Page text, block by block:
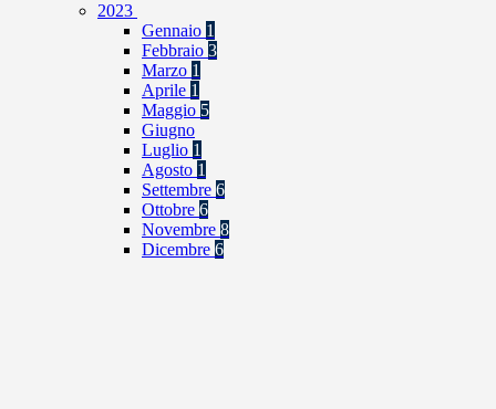
2023
Gennaio 1
Febbraio 3
Marzo 1
Aprile 1
Maggio 5
Giugno
Luglio 1
Agosto 1
Settembre 6
Ottobre 6
Novembre 8
Dicembre 6